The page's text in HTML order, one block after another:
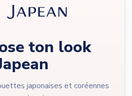
ton look
japonaises et coréennes